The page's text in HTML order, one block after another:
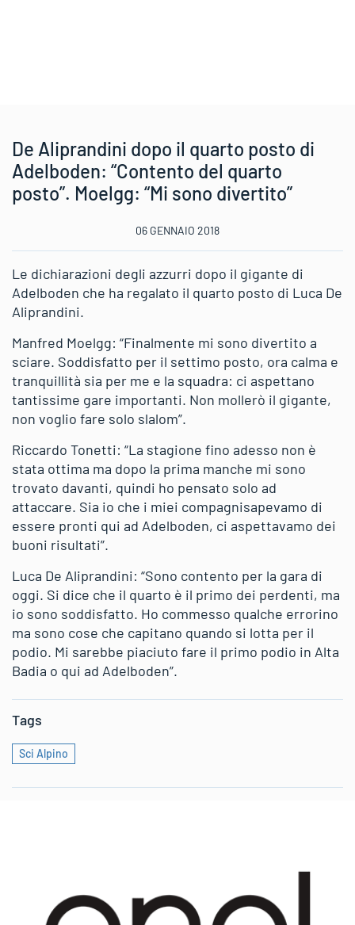
De Aliprandini dopo il quarto posto di
Adelboden: “Contento del quarto
posto”. Moelgg: “Mi sono divertito”
06 GENNAIO 2018
Le dichiarazioni degli azzurri dopo il gigante di
Adelboden che ha regalato il quarto posto di Luca De
Aliprandini.
Manfred Moelgg: “Finalmente mi sono divertito a
sciare. Soddisfatto per il settimo posto, ora calma e
tranquillità sia per me e la squadra: ci aspettano
tantissime gare importanti. Non mollerò il gigante,
non voglio fare solo slalom”.
Riccardo Tonetti: “La stagione fino adesso non è
stata ottima ma dopo la prima manche mi sono
trovato davanti, quindi ho pensato solo ad
attaccare. Sia io che i miei compagnisapevamo di
essere pronti qui ad Adelboden, ci aspettavamo dei
buoni risultati”.
Luca De Aliprandini: “Sono contento per la gara di
oggi. Si dice che il quarto è il primo dei perdenti, ma
io sono soddisfatto. Ho commesso qualche errorino
ma sono cose che capitano quando si lotta per il
podio. Mi sarebbe piaciuto fare il primo podio in Alta
Badia o qui ad Adelboden”.
Tags
Sci Alpino